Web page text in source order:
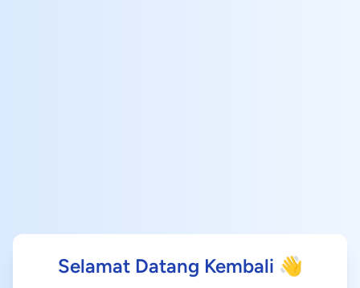
Selamat Datang Kembali 👋